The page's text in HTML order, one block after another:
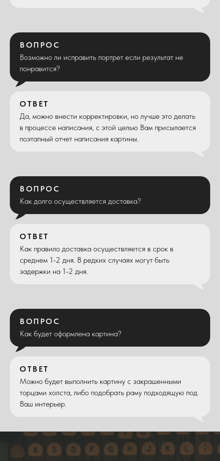
ВОПРОС
Возможно ли исправить портрет если результат не
понравится?
ОТВЕТ
Да, можно внести корректировки, но лучше это делать
в процессе написания, с этой целью Вам присылается
поэтапный отчет написания картины.
ВОПРОС
Как долго осуществляется доставка?
ОТВЕТ
Как правило доставка осуществляется в срок в
среднем 1-2 дня. В редких случаях могут быть
задержки на 1-2 дня.
ВОПРОС
Как будет оформлена картина?
ОТВЕТ
Можно будет выполнить картину с закрашенными
торцами холста, либо подобрать раму подходящую под
Ваш интерьер.